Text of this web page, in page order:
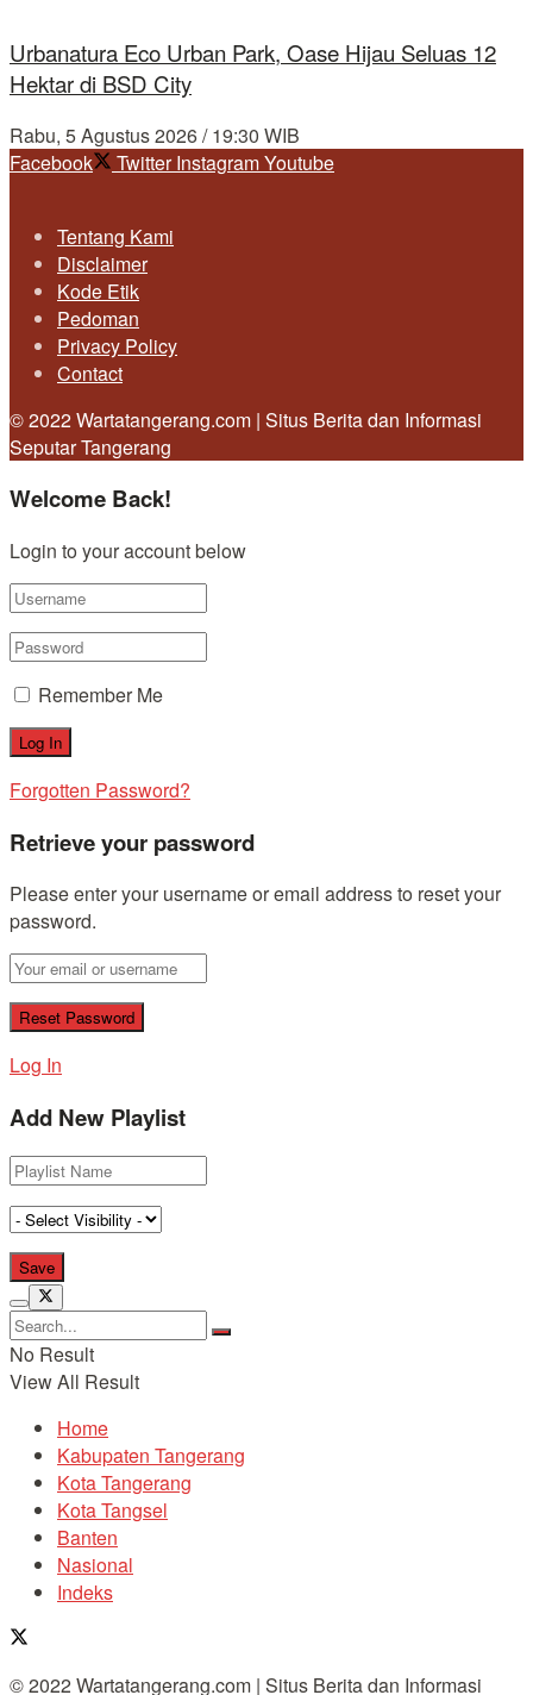
Urbanatura Eco Urban Park, Oase Hijau Seluas 12
Hektar di BSD City
Rabu, 5 Agustus 2026 / 19:30 WIB
Facebook
Twitter InstagramYoutube
Tentang Kami
Disclaimer
Kode Etik
Pedoman
Privacy Policy
Contact
© 2022 Wartatangerang.com | Situs Berita dan Informasi
Seputar Tangerang
Welcome Back!
Login to your account below
Remember Me
Forgotten Password?
Retrieve your password
Please enter your username or email address to reset your
password.
Log In
Add New Playlist
No Result
View All Result
Home
Kabupaten Tangerang
Kota Tangerang
Kota Tangsel
Banten
Nasional
Indeks
© 2022 Wartatangerang.com | Situs Berita dan Informasi